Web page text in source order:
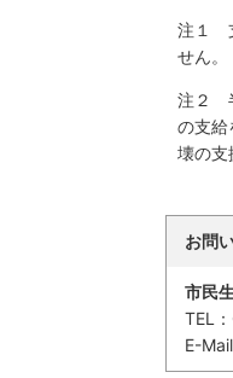
注１
せん。
注２
の支給
壊の支
お問
市民
TEL：
E-